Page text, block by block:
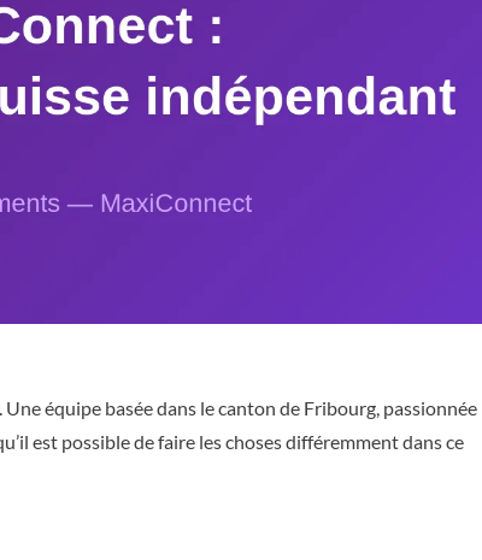
équipe basée dans le canton de Fribourg, passionnée
est possible de faire les choses différemment dans ce